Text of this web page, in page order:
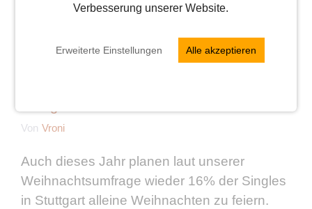
Verbesserung unserer Website.
Erweiterte Einstellungen Alle akzeptieren
Von Vroni
Auch dieses Jahr planen laut unserer
Weihnachtsumfrage wieder 16% der Singles
in Stuttgart alleine Weihnachten zu feiern.